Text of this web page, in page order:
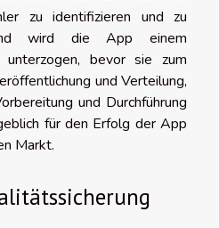
zu identifizieren und zu
wird die App einem
unterzogen, bevor sie zum
und Verteilung,
und Durchführung
für den Erfolg der App
Markt.